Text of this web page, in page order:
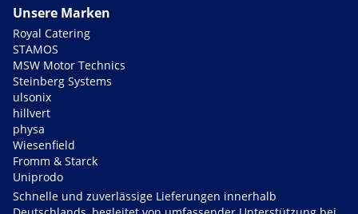
Unsere Marken
Royal Catering
STAMOS
MSW Motor Technics
Steinberg Systems
ulsonix
hillvert
physa
Wiesenfield
Fromm & Starck
Uniprodo
Schnelle und zuverlässige Lieferungen innerhalb